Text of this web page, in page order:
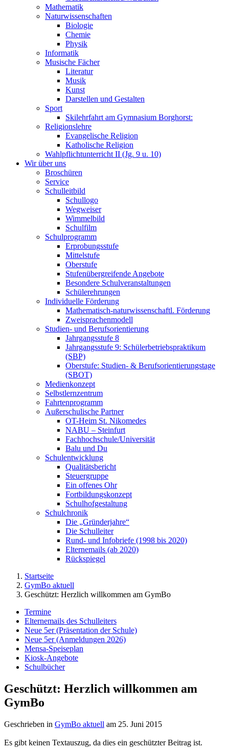
Mathematik
Naturwissenschaften
Biologie
Chemie
Physik
Informatik
Musische Fächer
Literatur
Musik
Kunst
Darstellen und Gestalten
Sport
Skilehrfahrt am Gymnasium Borghorst:
Religionslehre
Evangelische Religion
Katholische Religion
Wahlpflichtunterricht II (Jg. 9 u. 10)
Wir über uns
Broschüren
Service
Schulleitbild
Schullogo
Wegweiser
Wimmelbild
Schulfilm
Schulprogramm
Erprobungsstufe
Mittelstufe
Oberstufe
Stufenübergreifende Angebote
Besondere Schulveranstaltungen
Schülerehrungen
Individuelle Förderung
Mathematisch-naturwissenschaftl. Förderung
Zweisprachenmodell
Studien- und Berufsorientierung
Jahrgangsstufe 8
Jahrgangsstufe 9: Schülerbetriebspraktikum
(SBP)
Oberstufe: Studien- & Berufsorientierungstage
(SBOT)
Medienkonzept
Selbstlernzentrum
Fahrtenprogramm
Außerschulische Partner
OT-Heim St. Nikomedes
NABU – Steinfurt
Fachhochschule/Universität
Balu und Du
Schulentwicklung
Qualitätsbericht
Steuergruppe
Ein offenes Ohr
Fortbildungskonzept
Schulhofgestaltung
Schulchronik
Die „Gründerjahre“
Die Schulleiter
Rund- und Infobriefe (1998 bis 2020)
Elternemails (ab 2020)
Rückspiegel
Startseite
GymBo aktuell
Geschützt: Herzlich willkommen am GymBo
Termine
Elternemails des Schulleiters
Neue 5er (Präsentation der Schule)
Neue 5er (Anmeldungen 2026)
Mensa-Speiseplan
Kiosk-Angebote
Schulbücher
Geschützt: Herzlich willkommen am
GymBo
Geschrieben in GymBo aktuell am 25. Juni 2015
Es gibt keinen Textauszug, da dies ein geschützter Beitrag ist.